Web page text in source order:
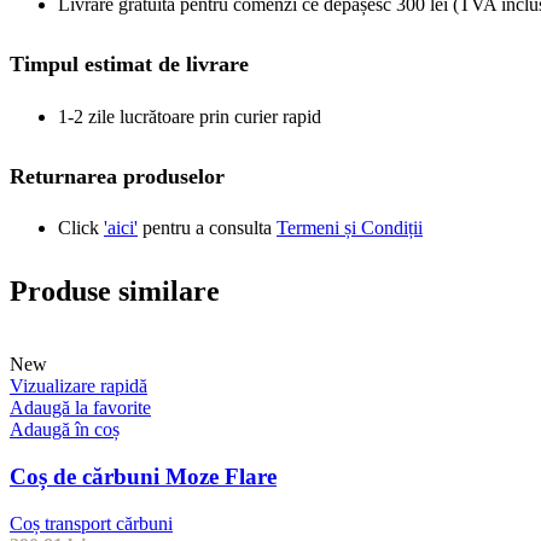
Timpul estimat de livrare
1-2 zile lucrătoare prin curier rapid
Returnarea produselor
Click 'aici' pentru a consulta Termeni și Condiții
Produse similare
New
Vizualizare rapidă
Adaugă la favorite
Adaugă în coș
Coș de cărbuni Moze Flare
Coș transport cărbuni